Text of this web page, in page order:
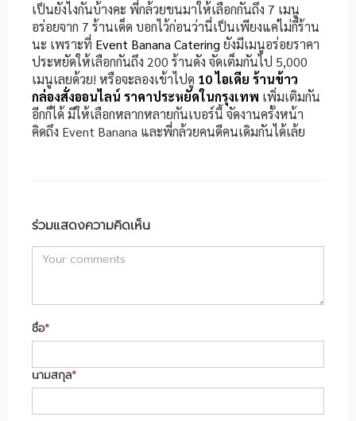
เป็นยังไงกันบ้างคะ พี่กล้วยขนมาให้เลือกกันถึง 7 เมนู
อร่อยจาก 7 ร้านเด็ด บอกไว้ก่อนว่านี่เป็นเพียงแค่ไม่กี่ร้าน
นะ เพราะที่ Event Banana Catering ยังมีเมนูอร่อยราคา
ประหยัดให้เลือกกันถึง 200 ร้านดัง จัดเต็มกันไป 5,000
เมนูเลยด้วย! หรือจะลองเข้าไปดู 10 ไอเดีย ร้านข้าว
กล่องสั่งออนไลน์ ราคาประหยัดในกรุงเทพ เพิ่มเติมกัน
อีกก็ได้ มีให้เลือกหลากหลายกันเบอร์นี้ จัดงานครั้งหน้า
คิดถึง Event Banana และพี่กล้วยคนดีคนเดิมกันได้เล้ย
ร่วมแสดงความคิดเห็น
ชื่อ*
นามสกุล*